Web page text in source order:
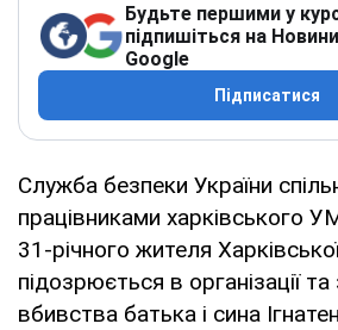
Будьте першими у
підпишіться на
Google
Підписатися
Служба безпеки України
працівниками харківського
31-річного жителя
підозрюється в організації та
вбивства батька і сина